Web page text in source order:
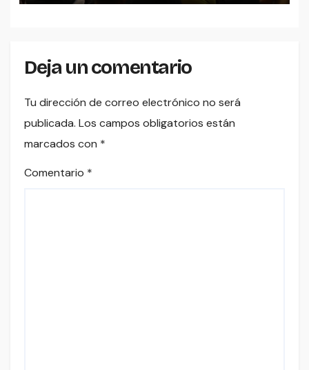
Deja un comentario
Tu dirección de correo electrónico no será
publicada. Los campos obligatorios están
marcados con *
Comentario *